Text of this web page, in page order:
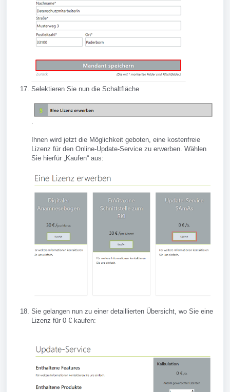
Selektieren Sie nun die Schaltfläche
.
Ihnen wird jetzt die Möglichkeit geboten, eine kostenfreie
Lizenz für den Online-Update-Service zu erwerben. Wählen
Sie hierfür „Kaufen“ aus:
Sie gelangen nun zu einer detaillierten Übersicht, wo Sie eine
Lizenz für 0 € kaufen: